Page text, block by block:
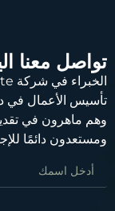
تواصل معنا
تأسيس الأعمال في
وهم ماهرون في
ومستعدون دائمًا